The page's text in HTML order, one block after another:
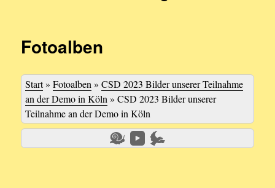
Fotoalben
Start»Fotoalben »CSD 2023 Bilder unserer Teilnahme
an der Demo in Köln »CSD 2023 Bilder unserer
Teilnahme an der Demo in Köln